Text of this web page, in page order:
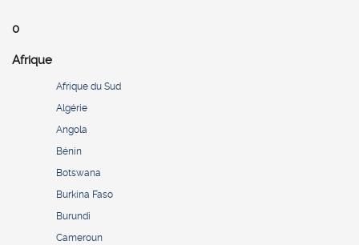
0
Afrique
Afrique du Sud
Algérie
Angola
Bénin
Botswana
Burkina Faso
Burundi
Cameroun